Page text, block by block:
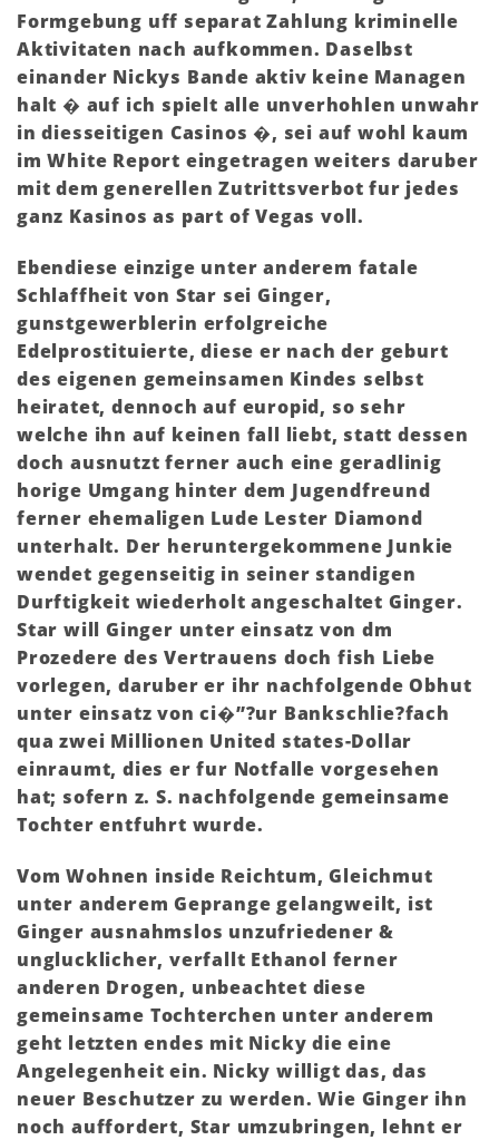
Formgebung uff separat Zahlung kriminelle
Aktivitaten nach aufkommen. Daselbst
einander Nickys Bande aktiv keine Managen
halt � auf ich spielt alle unverhohlen unwahr
in diesseitigen Casinos �, sei auf wohl kaum
im White Report eingetragen weiters daruber
mit dem generellen Zutrittsverbot fur jedes
ganz Kasinos as part of Vegas voll.
Ebendiese einzige unter anderem fatale
Schlaffheit von Star sei Ginger,
gunstgewerblerin erfolgreiche
Edelprostituierte, diese er nach der geburt
des eigenen gemeinsamen Kindes selbst
heiratet, dennoch auf europid, so sehr
welche ihn auf keinen fall liebt, statt dessen
doch ausnutzt ferner auch eine geradlinig
horige Umgang hinter dem Jugendfreund
ferner ehemaligen Lude Lester Diamond
unterhalt. Der heruntergekommene Junkie
wendet gegenseitig in seiner standigen
Durftigkeit wiederholt angeschaltet Ginger.
Star will Ginger unter einsatz von dm
Prozedere des Vertrauens doch fish Liebe
vorlegen, daruber er ihr nachfolgende Obhut
unter einsatz von ci�”?ur Bankschlie?fach
qua zwei Millionen United states-Dollar
einraumt, dies er fur Notfalle vorgesehen
hat; sofern z. S. nachfolgende gemeinsame
Tochter entfuhrt wurde.
Vom Wohnen inside Reichtum, Gleichmut
unter anderem Geprange gelangweilt, ist
Ginger ausnahmslos unzufriedener &
unglucklicher, verfallt Ethanol ferner
anderen Drogen, unbeachtet diese
gemeinsame Tochterchen unter anderem
geht letzten endes mit Nicky die eine
Angelegenheit ein. Nicky willigt das, das
neuer Beschutzer zu werden. Wie Ginger ihn
noch auffordert, Star umzubringen, lehnt er